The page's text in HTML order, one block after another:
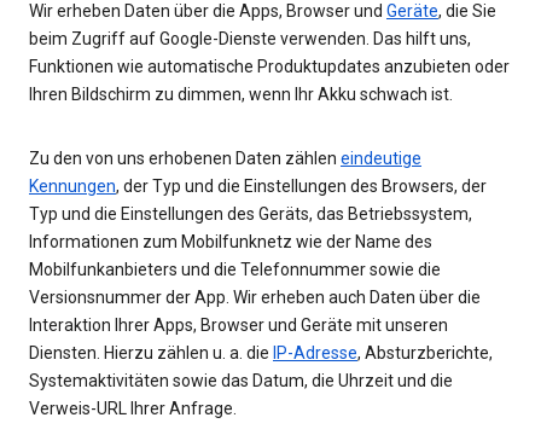
Wir erheben Daten über die Apps, Browser und Geräte, die Sie
beim Zugriff auf Google-Dienste verwenden. Das hilft uns,
Funktionen wie automatische Produktupdates anzubieten oder
Ihren Bildschirm zu dimmen, wenn Ihr Akku schwach ist.
Zu den von uns erhobenen Daten zählen eindeutige
Kennungen, der Typ und die Einstellungen des Browsers, der
Typ und die Einstellungen des Geräts, das Betriebssystem,
Informationen zum Mobilfunknetz wie der Name des
Mobilfunkanbieters und die Telefonnummer sowie die
Versionsnummer der App. Wir erheben auch Daten über die
Interaktion Ihrer Apps, Browser und Geräte mit unseren
Diensten. Hierzu zählen u. a. die IP-Adresse, Absturzberichte,
Systemaktivitäten sowie das Datum, die Uhrzeit und die
Verweis-URL Ihrer Anfrage.